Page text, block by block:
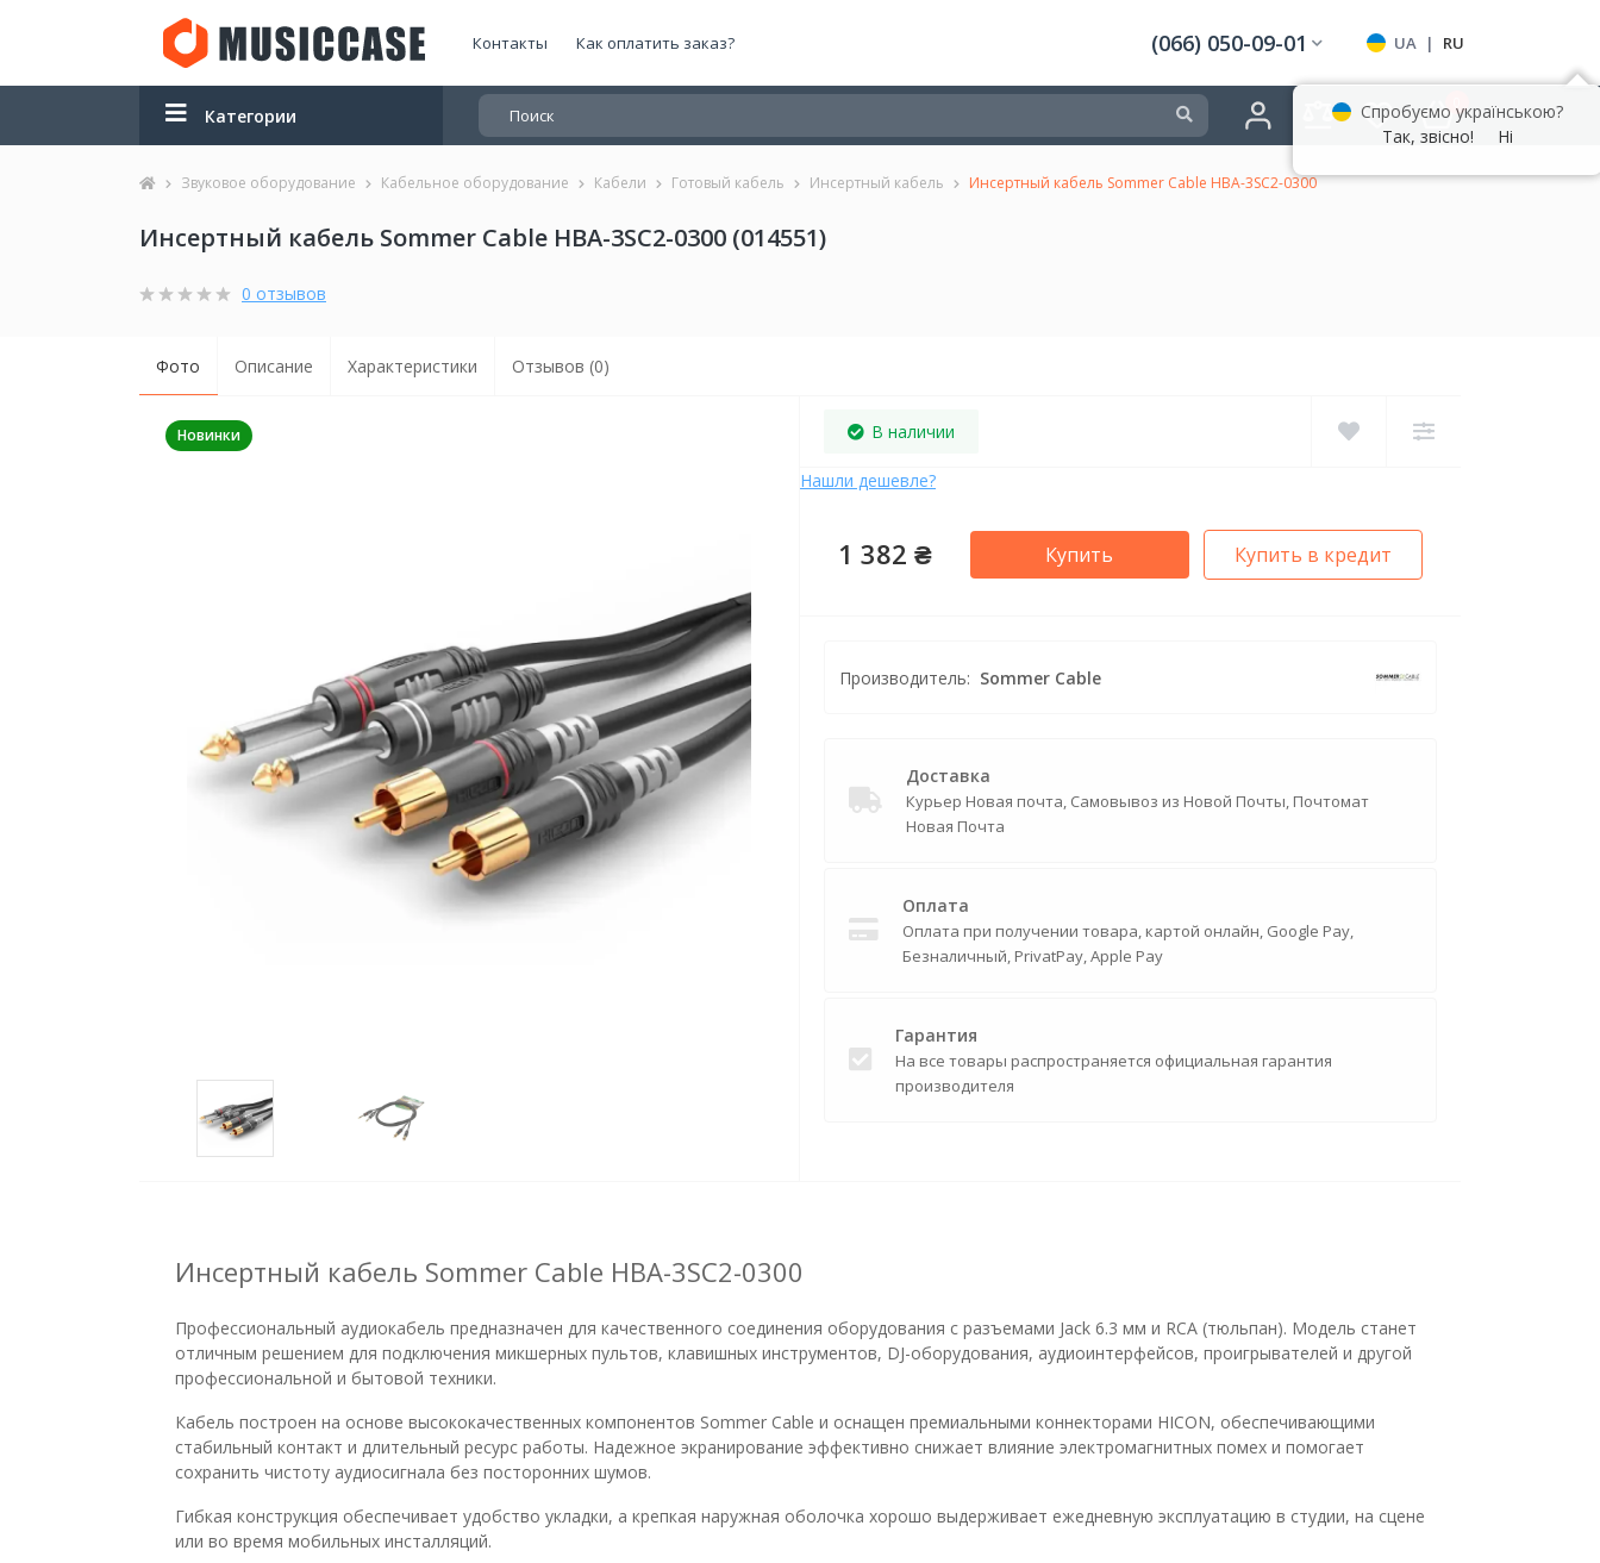
Контакты Как оплатить заказ? (066) 050-09-01 UA | RU
Категории
Звуковое оборудование Кабельное оборудование Кабели Готовый кабель Инсертный кабель Инсертный кабель Sommer Cable HBA-3SC2-0300
Инсертный кабель Sommer Cable HBA-3SC2-0300 (014551)
0 отзывов
Фото Описание Характеристики Отзывов (0)
Новинки В наличии
Нашли дешевле?
1 382 ₴ Купить Купить в кредит
Производитель: Sommer Cable
Доставка
Курьер Новая почта, Самовывоз из Новой Почты, Почтомат
Новая Почта
Оплата
Оплата при получении товара, картой онлайн, Google Pay,
Безналичный, PrivatPay, Apple Pay
Гарантия
На все товары распространяется официальная гарантия
производителя
Инсертный кабель Sommer Cable HBA-3SC2-0300
Профессиональный аудиокабель предназначен для качественного соединения оборудования с разъемами Jack 6.3 мм и RCA (тюльпан). Модель станет
отличным решением для подключения микшерных пультов, клавишных инструментов, DJ-оборудования, аудиоинтерфейсов, проигрывателей и другой
профессиональной и бытовой техники.
Кабель построен на основе высококачественных компонентов Sommer Cable и оснащен премиальными коннекторами HICON, обеспечивающими
стабильный контакт и длительный ресурс работы. Надежное экранирование эффективно снижает влияние электромагнитных помех и помогает
сохранить чистоту аудиосигнала без посторонних шумов.
Гибкая конструкция обеспечивает удобство укладки, а крепкая наружная оболочка хорошо выдерживает ежедневную эксплуатацию в студии, на сцене
или во время мобильных инсталляций.
Спробуємо українською?
Так, звісно!
Ні